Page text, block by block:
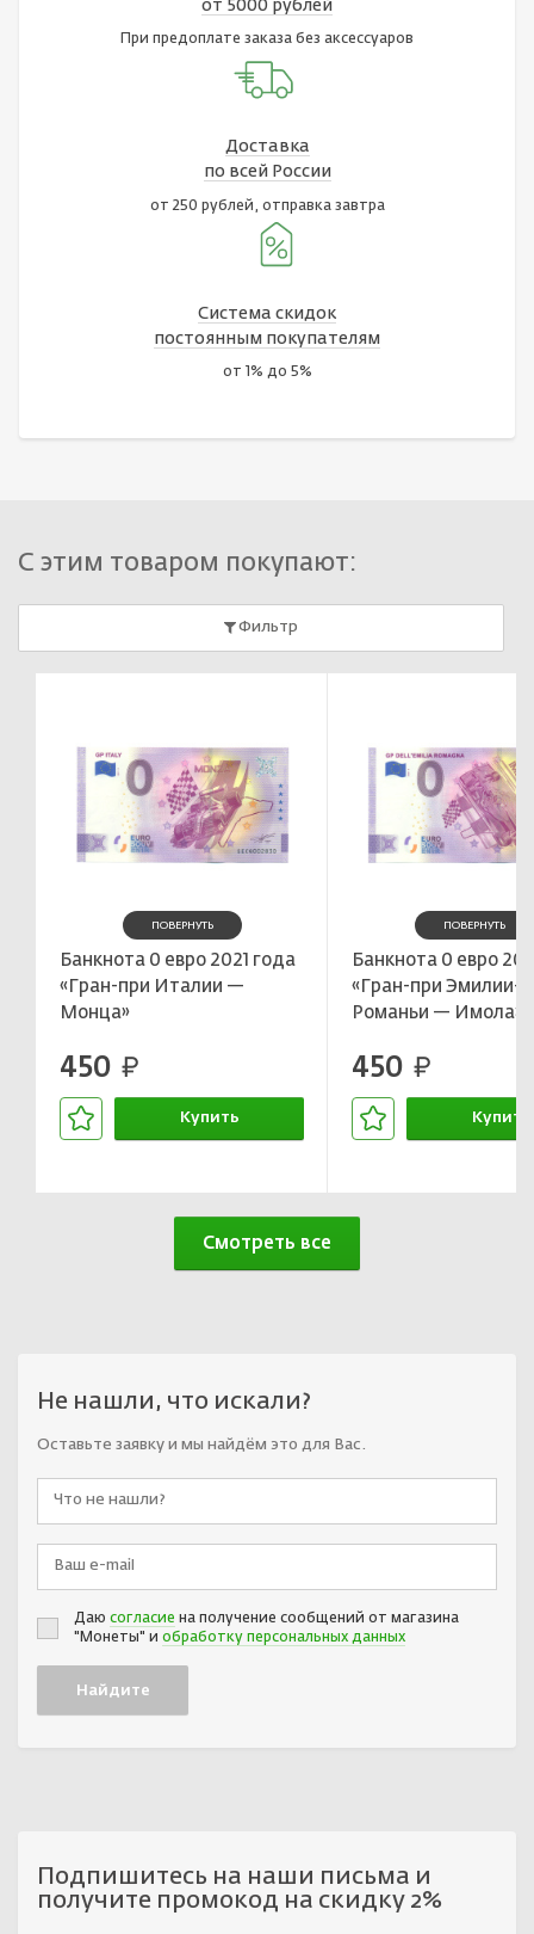
от 5000 рублей
При предоплате заказа без аксессуаров
Доставка
по всей России
от 250 рублей, отправка завтра
Система скидок
постоянным покупателям
от 1% до 5%
С этим товаром покупают:
Фильтр
ПОВЕРНУТЬ
Банкнота 0 евро 2021 года
«Гран-при Италии —
Монца»
450 руб.
Купить
ПОВЕРНУТЬ
Банкнота 0 евро
«Гран-при Эмилии-
Романьи — Имола»
450 руб.
Купить
Смотреть все
Не нашли, что искали?
Оставьте заявку и мы найдём это для Вас.
Даю согласие на получение сообщений от магазина
"Монеты" и обработку персональных данных
Подпишитесь на наши письма и
получите промокод на скидку 2%